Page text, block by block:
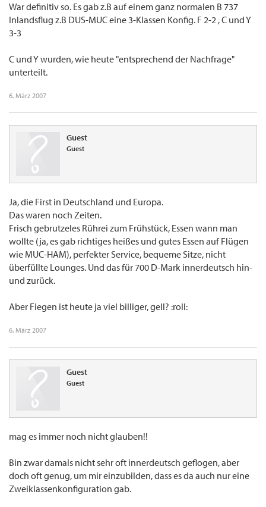
War definitiv so. Es gab z.B auf einem ganz normalen B 737
Inlandsflug z.B DUS-MUC eine 3-Klassen Konfig. F 2-2 , C und Y
3-3
C und Y wurden, wie heute "entsprechend der Nachfrage"
unterteilt.
6. März 2007
Guest
Guest
Ja, die First in Deutschland und Europa.
Das waren noch Zeiten.
Frisch gebrutzeles Rührei zum Frühstück, Essen wann man
wollte (ja, es gab richtiges heißes und gutes Essen auf Flügen
wie MUC-HAM), perfekter Service, bequeme Sitze, nicht
überfüllte Lounges. Und das für 700 D-Mark innerdeutsch hin-
und zurück.
Aber Fiegen ist heute ja viel billiger, gell? :roll:
6. März 2007
Guest
Guest
mag es immer noch nicht glauben!!
Bin zwar damals nicht sehr oft innerdeutsch geflogen, aber
doch oft genug, um mir einzubilden, dass es da auch nur eine
Zweiklassenkonfiguration gab.